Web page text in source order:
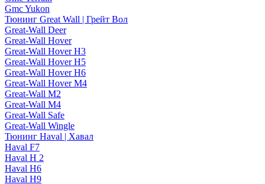
Gmc Yukon
Тюнинг Great Wall | Грейт Вол
Great-Wall Deer
Great-Wall Hover
Great-Wall Hover H3
Great-Wall Hover H5
Great-Wall Hover H6
Great-Wall Hover M4
Great-Wall M2
Great-Wall M4
Great-Wall Safe
Great-Wall Wingle
Тюнинг Haval | Хавал
Haval F7
Haval H 2
Haval H6
Haval H9